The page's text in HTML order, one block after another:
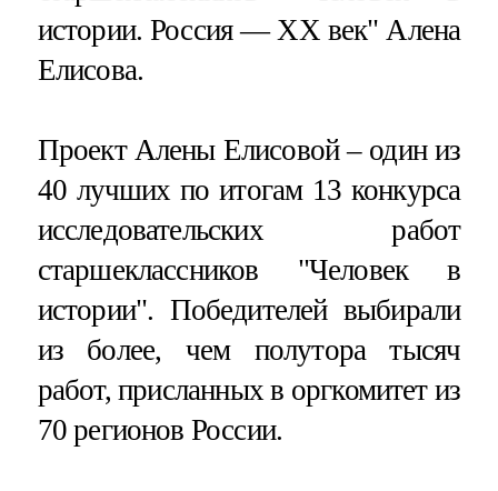
истории. Россия — XX век" Алена
Елисова.
Проект Алены Елисовой – один из
40 лучших по итогам 13 конкурса
исследовательских работ
старшеклассников "Человек в
истории". Победителей выбирали
из более, чем полутора тысяч
работ, присланных в оргкомитет из
70 регионов России.